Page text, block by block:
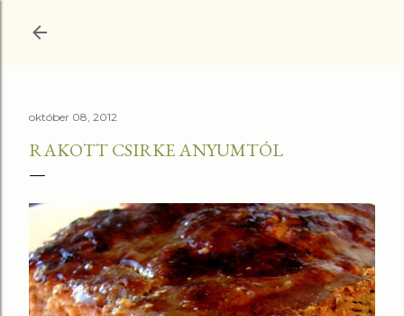
október 08, 2012
RAKOTT CSIRKE ANYUMTÓL